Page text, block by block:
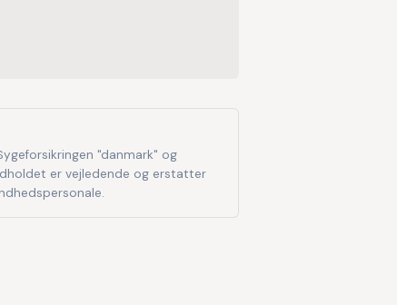
"danmark" og
er vejledende og erstatter